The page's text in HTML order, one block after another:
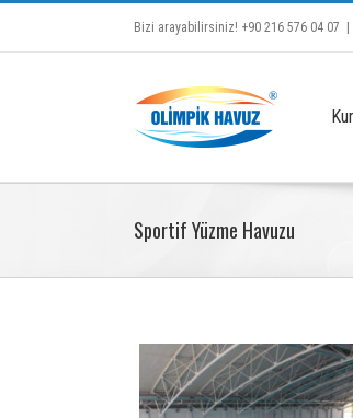
Bizi arayabilirsiniz! +90 216 576 04 07
Sportif Yüzme Havuzu